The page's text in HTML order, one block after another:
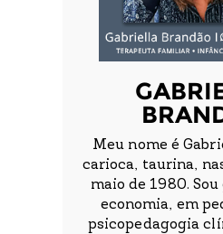
Meu nome é
carioca, taurina,
maio de 1980.
economia, em
psicopedagogia